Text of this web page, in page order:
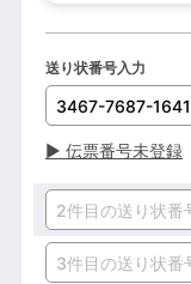
送り状番号入力
▶ 伝票番号未登録